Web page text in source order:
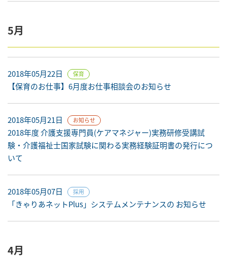
5月
2018年05月22日 保育
【保育のお仕事】6月度お仕事相談会のお知らせ
2018年05月21日 お知らせ
2018年度 介護支援専門員(ケアマネジャー)実務研修受講試
験・介護福祉士国家試験に関わる実務経験証明書の発行につ
いて
2018年05月07日 採用
「きゃりあネットPlus」システムメンテナンスの お知らせ
4月